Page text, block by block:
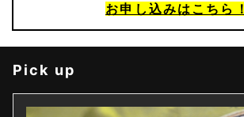
お申し込みはこちら！
Pick up